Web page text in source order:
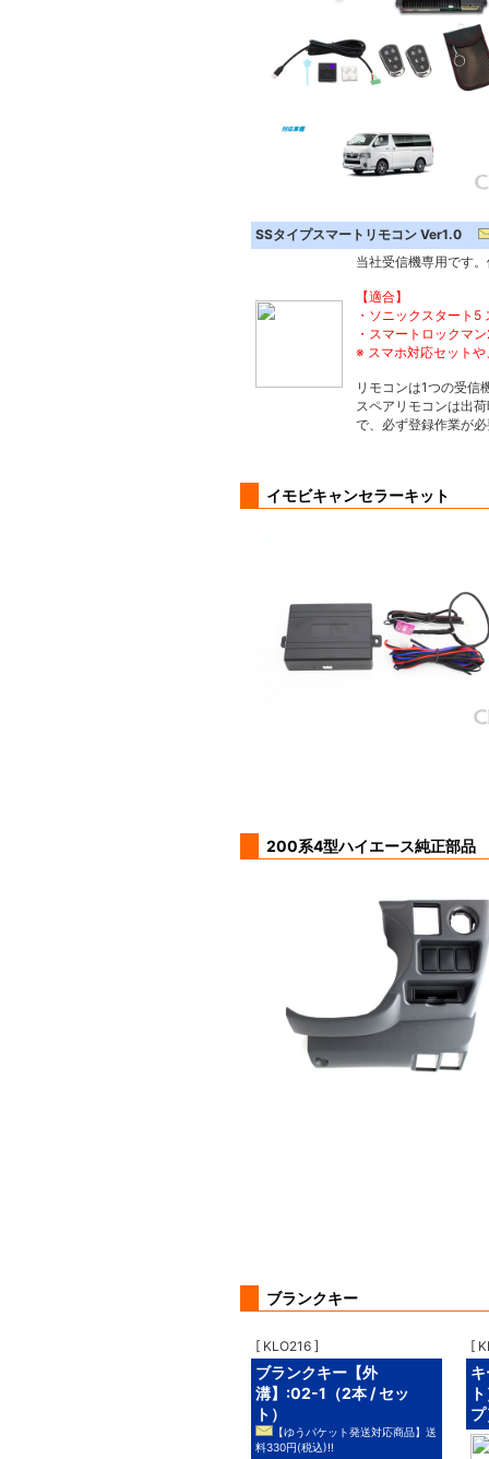
SSタイプスマートリモコン Ver1.0
当社受信機専用です
【適合】
・ソニックスタート
・スマートロックマ
※ スマホ対応セット
リモコンは1つの受信
スペアリモコンは出
で、必ず登録作業が
イモビキャンセラーキット
200系4型ハイエース純正部品
ブランクキー
[ KLO216 ]
ブランクキー【外
溝】:02-1（2本 / セッ
ト）
【ゆうパケット発送対応商品】送
料330円(税込)!!
[